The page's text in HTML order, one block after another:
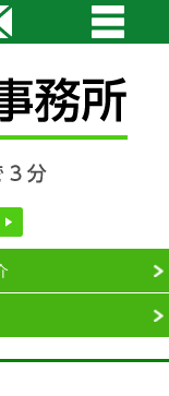
～ 18：00）
可能です。